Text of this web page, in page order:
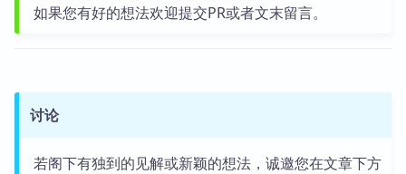
如果您有好的想法欢迎提交PR或者文末留言。
讨论
若阁下有独到的见解或新颖的想法，诚邀您在文章下方